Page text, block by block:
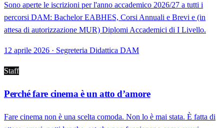
Sono aperte le iscrizioni per l'anno accademico 2026/27 a tutti i
percorsi DAM: Bachelor EABHES, Corsi Annuali e Brevi e (in
attesa di autorizzazione MUR) Diplomi Accademici di I Livello.
12 aprile 2026 · Segreteria Didattica DAM
Staff
Perché fare cinema è un atto d’amore
Fare cinema non è una scelta comoda. Non lo è mai stata. È fatta di